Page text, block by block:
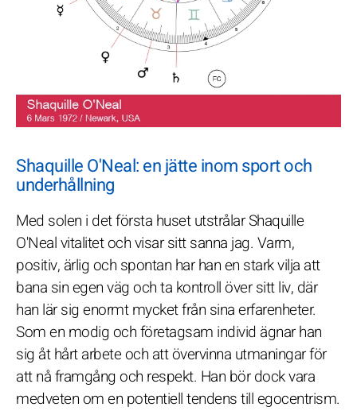
Shaquille O'Neal: en jätte inom sport och
underhållning
Med solen i det första huset utstrålar Shaquille
O'Neal vitalitet och visar sitt sanna jag. Varm,
positiv, ärlig och spontan har han en stark vilja att
bana sin egen väg och ta kontroll över sitt liv, där
han lär sig enormt mycket från sina erfarenheter.
Som en modig och företagsam individ ägnar han
sig åt hårt arbete och att övervinna utmaningar för
att nå framgång och respekt. Han bör dock vara
medveten om en potentiell tendens till egocentrism.